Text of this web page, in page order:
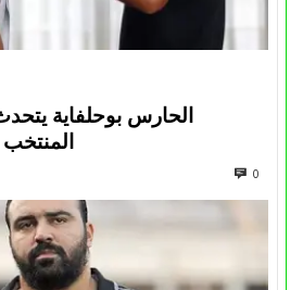
الحارس بوحلفاية
0